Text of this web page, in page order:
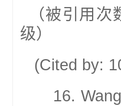
（被引用次
级）
(Cited by:
16.